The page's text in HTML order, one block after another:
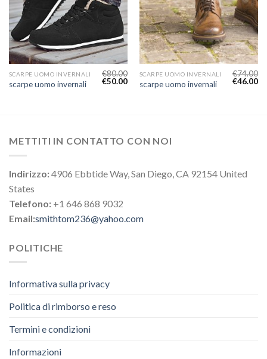
SCARPE UOMO INVERNALI
scarpe uomo invernali
€80.00
€50.00
SCARPE UOMO INVERNALI
scarpe uomo invernali
€74.00
€46.00
METTITI IN CONTATTO CON NOI
Indirizzo:4906 Ebbtide Way, San Diego, CA 92154 United
States
Telefono: +1 646 868 9032
Email:smithtom236@yahoo.com
POLITICHE
Informativa sulla privacy
Politica di rimborso e reso
Termini e condizioni
Informazioni